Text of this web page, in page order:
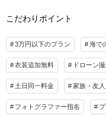
こだわりポイント
3万円以下のプラン 海で
衣装追加無料 ドローン
土日同一料金 家族・友
フォトグラファー指名